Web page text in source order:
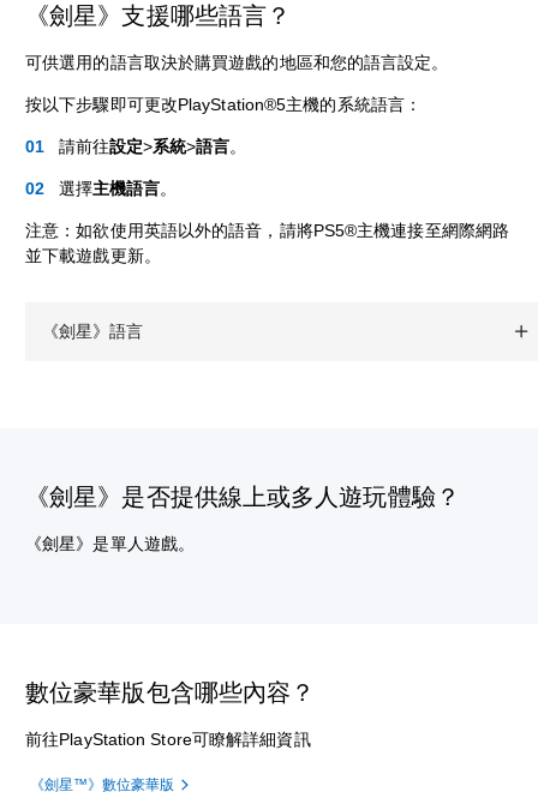
《劍星》支援哪些語言？
可供選用的語言取決於購買遊戲的地區和您的語言設定。
按以下步驟即可更改PlayStation®5主機的系統語言：
請前往設定>系統>語言。
選擇主機語言。
注意：如欲使用英語以外的語音，請將PS5®主機連接至網際網路
並下載遊戲更新。
《劍星》語言
《劍星》是否提供線上或多人遊玩體驗？
《劍星》是單人遊戲。
數位豪華版包含哪些內容？
前往PlayStation Store可瞭解詳細資訊
《劍星™》數位豪華版